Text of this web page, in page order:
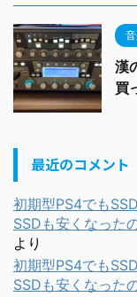
漢
買
最近のコメント
初期型PS4でも
SSDも安くなった
より
初期型PS4でも
SSDも安くなった